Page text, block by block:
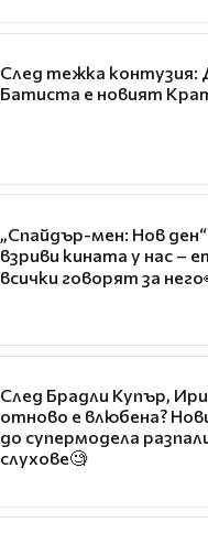
След тежка контузия:
Батиста е новият
„Спайдър-мен: Нов
взриви кината у нас –
всички говорят за
След Брадли Купър,
отново е влюбена?
до супермодела
слухове🧐